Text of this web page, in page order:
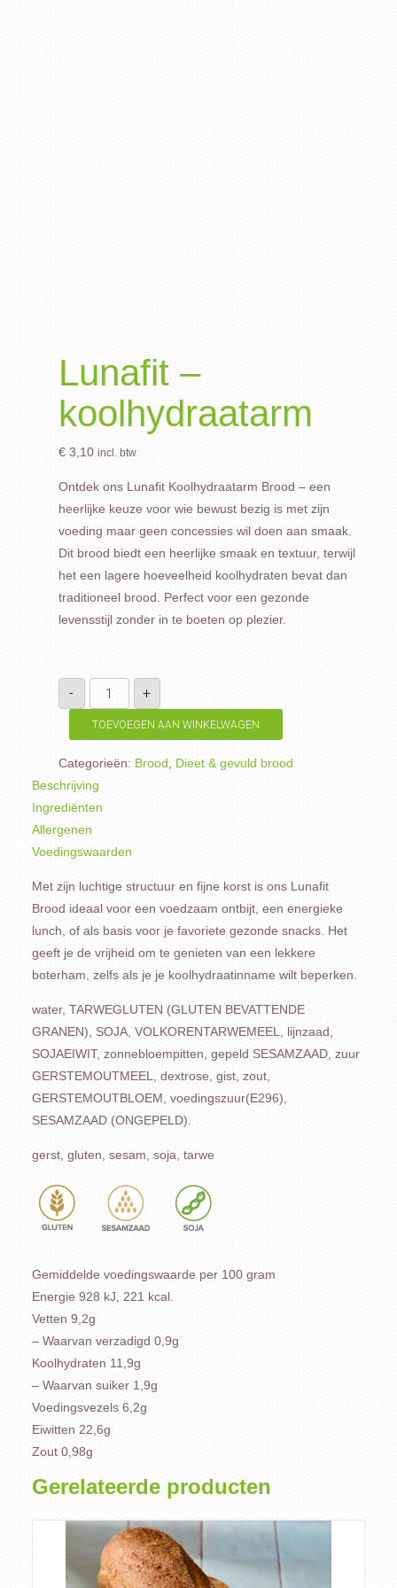
Lunafit –
koolhydraatarm
€3,10 incl. btw
Ontdek ons Lunafit Koolhydraatarm Brood – een
heerlijke keuze voor wie bewust bezig is met zijn
voeding maar geen concessies wil doen aan smaak.
Dit brood biedt een heerlijke smaak en textuur, terwijl
het een lagere hoeveelheid koolhydraten bevat dan
traditioneel brood. Perfect voor een gezonde
levensstijl zonder in te boeten op plezier.
-
Lunafit
koolhydraatarm
aantal
+
TOEVOEGEN AAN WINKELWAGEN
Categorieën: Brood
Dieet & gevuld brood
Beschrijving
Ingrediënten
Allergenen
Voedingswaarden
Met zijn luchtige structuur en fijne korst is ons Lunafit
Brood ideaal voor een voedzaam ontbijt, een energieke
lunch, of als basis voor je favoriete gezonde snacks. Het
geeft je de vrijheid om te genieten van een lekkere
boterham, zelfs als je je koolhydraatinname wilt beperken.
water, TARWEGLUTEN (GLUTEN BEVATTENDE
GRANEN), SOJA, VOLKORENTARWEMEEL, lijnzaad,
SOJAEIWIT, zonnebloempitten, gepeld SESAMZAAD, zuur
GERSTEMOUTMEEL, dextrose, gist, zout,
GERSTEMOUTBLOEM, voedingszuur(E296),
SESAMZAAD (ONGEPELD).
gerst, gluten, sesam, soja, tarwe
Gemiddelde voedingswaarde per 100 gram
Energie 928 kJ, 221 kcal.
Vetten 9,2g
– Waarvan verzadigd 0,9g
Koolhydraten 11,9g
– Waarvan suiker 1,9g
Voedingsvezels 6,2g
Eiwitten 22,6g
Zout 0,98g
Gerelateerde producten